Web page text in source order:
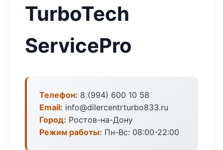
TurboTech
ServicePro
Телефон: 8 (994) 600 10 58
Email: info@dilercentrturbo833.ru
Город: Ростов-на-Дону
Режим работы: Пн-Вс: 08:00-22:00